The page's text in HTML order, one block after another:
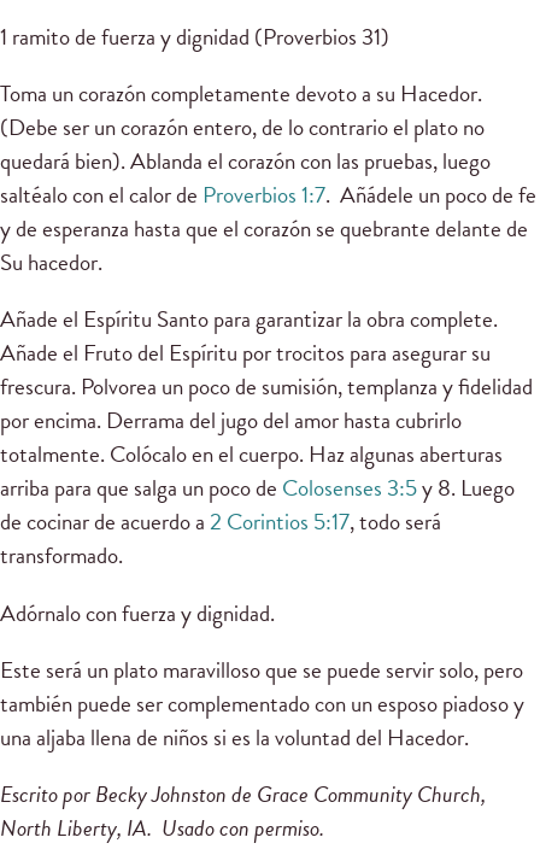
1 ramito de fuerza y dignidad (Proverbios 31)
Toma un corazón completamente devoto a su Hacedor.
(Debe ser un corazón entero, de lo contrario el plato no
quedará bien). Ablanda el corazón con las pruebas, luego
saltéalo con el calor de Proverbios 1:7. Añádele un poco de fe
y de esperanza hasta que el corazón se quebrante delante de
Su hacedor.
Añade el Espíritu Santo para garantizar la obra complete.
Añade el Fruto del Espíritu por trocitos para asegurar su
frescura. Polvorea un poco de sumisión, templanza y fidelidad
por encima. Derrama del jugo del amor hasta cubrirlo
totalmente. Colócalo en el cuerpo. Haz algunas aberturas
arriba para que salga un poco de Colosenses 3:5y 8. Luego
de cocinar de acuerdo a2 Corintios 5:17, todo será
transformado.
Adórnalo con fuerza y dignidad.
Este será un plato maravilloso que se puede servir solo, pero
también puede ser complementado con un esposo piadoso y
una aljaba llena de niños si es la voluntad del Hacedor.
Escrito por Becky Johnston de Grace Community Church,
North Liberty, IA. Usado con permiso.